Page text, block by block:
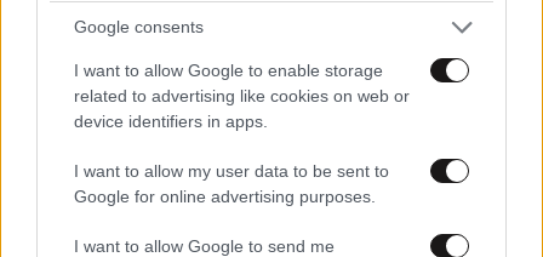
Google consents
I want to allow Google to enable storage
related to advertising like cookies on web or
device identifiers in apps.
I want to allow my user data to be sent to
Google for online advertising purposes.
I want to allow Google to send me
το δημόσιο χρήμα από το 2027: Δημιουργείται
«ψηφιακή ταυτότητα» για κάθε υπηρεσία